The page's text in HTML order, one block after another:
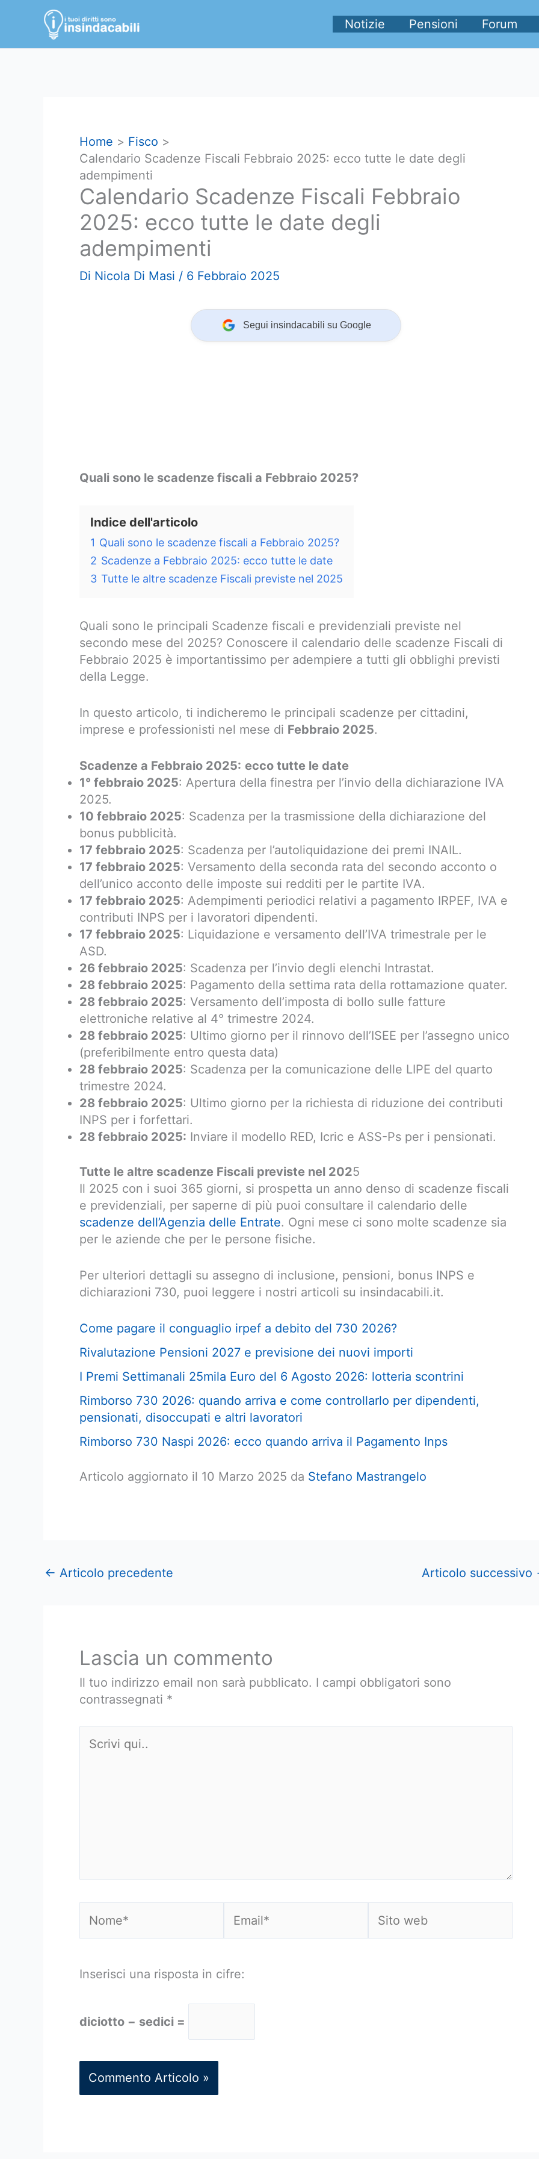
contenuto
Notizie Pensioni Forum
Home
Fisco
Calendario Scadenze Fiscali Febbraio 2025: ecco tutte le date degli
adempimenti
Calendario Scadenze Fiscali Febbraio
2025: ecco tutte le date degli
adempimenti
Di Nicola Di Masi / 6 Febbraio 2025
Segui insindacabili su Google
Quali sono le scadenze fiscali a Febbraio 2025?
Indice dell'articolo
1 Quali sono le scadenze fiscali a Febbraio 2025?
2 Scadenze a Febbraio 2025: ecco tutte le date
3 Tutte le altre scadenze Fiscali previste nel 2025
Quali sono le principali Scadenze fiscali e previdenziali previste nel
secondo mese del 2025? Conoscere il calendario delle scadenze Fiscali di
Febbraio 2025 è importantissimo per adempiere a tutti gli obblighi previsti
della Legge.
In questo articolo, ti indicheremo le principali scadenze per cittadini,
imprese e professionisti nel mese di Febbraio 2025.
Scadenze a Febbraio 2025: ecco tutte le date
1° febbraio 2025: Apertura della finestra per l’invio della dichiarazione IVA
2025.
10 febbraio 2025: Scadenza per la trasmissione della dichiarazione del
bonus pubblicità.
17 febbraio 2025: Scadenza per l’autoliquidazione dei premi INAIL.
17 febbraio 2025: Versamento della seconda rata del secondo acconto o
dell’unico acconto delle imposte sui redditi per le partite IVA.
17 febbraio 2025: Adempimenti periodici relativi a pagamento IRPEF, IVA e
contributi INPS per i lavoratori dipendenti.
17 febbraio 2025: Liquidazione e versamento dell’IVA trimestrale per le
ASD.
26 febbraio 2025: Scadenza per l’invio degli elenchi Intrastat.
28 febbraio 2025: Pagamento della settima rata della rottamazione quater.
28 febbraio 2025: Versamento dell’imposta di bollo sulle fatture
elettroniche relative al 4° trimestre 2024.
28 febbraio 2025: Ultimo giorno per il rinnovo dell’ISEE per l’assegno unico
(preferibilmente entro questa data)
28 febbraio 2025: Scadenza per la comunicazione delle LIPE del quarto
trimestre 2024.
28 febbraio 2025: Ultimo giorno per la richiesta di riduzione dei contributi
INPS per i forfettari.
28 febbraio 2025: Inviare il modello RED, Icric e ASS-Ps per i pensionati.
Tutte le altre scadenze Fiscali previste nel 2025
Il 2025 con i suoi 365 giorni, si prospetta un anno denso di scadenze fiscali
e previdenziali, per saperne di più puoi consultare il calendario delle
scadenze dell’Agenzia delle Entrate. Ogni mese ci sono molte scadenze sia
per le aziende che per le persone fisiche.
Per ulteriori dettagli su assegno di inclusione, pensioni, bonus INPS e
dichiarazioni 730, puoi leggere i nostri articoli su insindacabili.it.
Come pagare il conguaglio irpef a debito del 730 2026?
Rivalutazione Pensioni 2027 e previsione dei nuovi importi
I Premi Settimanali 25mila Euro del 6 Agosto 2026: lotteria scontrini
Rimborso 730 2026: quando arriva e come controllarlo per dipendenti,
pensionati, disoccupati e altri lavoratori
Rimborso 730 Naspi 2026: ecco quando arriva il Pagamento Inps
Articolo aggiornato il 10 Marzo 2025 da Stefano Mastrangelo
← Articolo precedente Articolo successivo
Lascia un commento
Il tuo indirizzo email non sarà pubblicato. I campi obbligatori sono
contrassegnati *
qui..
web
Inserisci una risposta in cifre:
diciotto − sedici =